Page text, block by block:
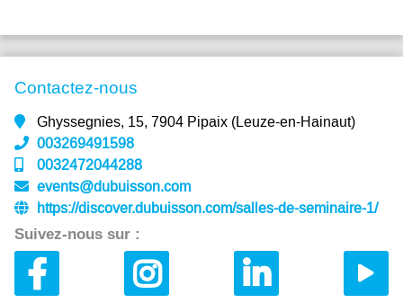
Contactez-nous
Ghyssegnies, 15, 7904 Pipaix (Leuze-en-Hainaut)
003269491598
0032472044288
events@dubuisson.com
https://discover.dubuisson.com/salles-de-seminaire-1/
Suivez-nous sur :